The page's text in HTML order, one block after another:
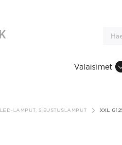
Valaisimet
LED-LAMPUT, SISUSTUSLAMPUT XXL